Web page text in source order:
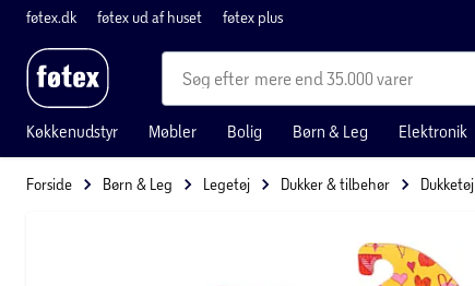
føtex.dk føtex ud af huset føtex plus
mere end 35.000 varer
Køkkenudstyr Møbler Bolig Børn & Leg Elektronik
Forside Børn & Leg Legetøj Dukker & tilbehør Dukketøj